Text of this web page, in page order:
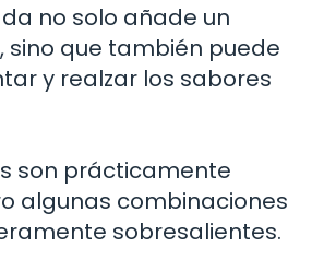
no solo añade un
sino que también puede
y realzar los sabores
son prácticamente
algunas combinaciones
sobresalientes.